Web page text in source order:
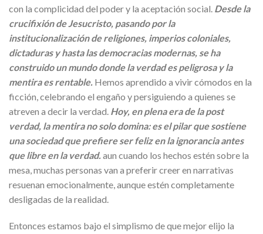
con la complicidad del poder y la aceptación social. Desde la
crucifixión de Jesucristo, pasando por la
institucionalización de religiones, imperios coloniales,
dictaduras y hasta las democracias modernas, se ha
construido un mundo donde la verdad es peligrosa y la
mentira es rentable. Hemos aprendido a vivir cómodos en la
ficción, celebrando el engaño y persiguiendo a quienes se
atreven a decir la verdad. Hoy, en plena era de la post
verdad, la mentira no solo domina: es el pilar que sostiene
una sociedad que prefiere ser feliz en la ignorancia antes
que libre en la verdad. aun cuando los hechos estén sobre la
mesa, muchas personas van a preferir creer en narrativas
resuenan emocionalmente, aunque estén completamente
desligadas de la realidad.
Entonces estamos bajo el simplismo de que mejor elijo la